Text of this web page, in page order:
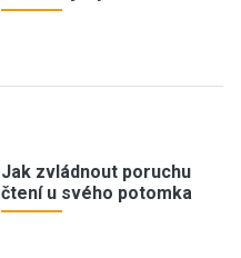
Jak zvládnout poruchu
čtení u svého potomka